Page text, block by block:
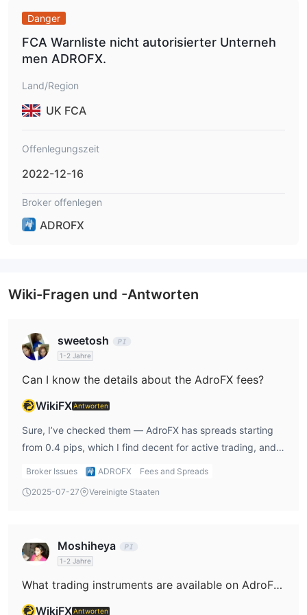
Danger
FCA Warnliste nicht autorisierter Unterneh
men ADROFX.
Land/Region
UK FCA
Offenlegungszeit
2022-12-16
Broker offenlegen
ADROFX
Wiki-Fragen und -Antworten
sweetosh
1-2 Jahre
Can I know the details about the AdroFX fees?
WikiFXAntworten
Sure, I’ve checked them — AdroFX has spreads starting
from 0.4 pips, which I find decent for active trading, and
they don’t charge commissions on trades. That’s a plus for
remember low spreads don’t erase the risk from their
Broker Issues ADROFX
Fees and Spreads
2025-07-27
Vereinigte Staaten
Moshiheya
1-2 Jahre
What trading instruments are available on AdroFX?
WikiFXAntworten